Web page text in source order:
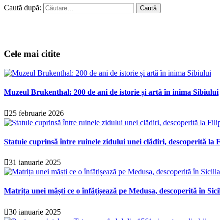
Caută după:
Cele mai citite
Muzeul Brukenthal: 200 de ani de istorie și artă în inima Sibiului
25 februarie 2026
Statuie cuprinsă între ruinele zidului unei clădiri, descoperită la
31 ianuarie 2025
Matrița unei măști ce o înfățișează pe Medusa, descoperită în
30 ianuarie 2025